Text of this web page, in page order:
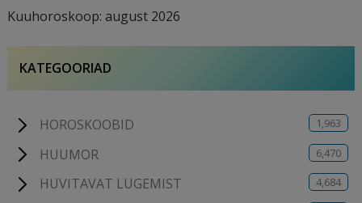
Kuuhoroskoop: august 2026
KATEGOORIAD
HOROSKOOBID 1,963
HUUMOR 6,470
HUVITAVAT LUGEMIST 4,684